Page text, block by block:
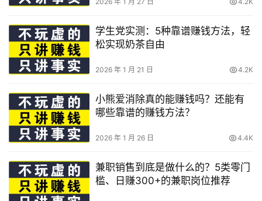
学生党实测：5种靠谱赚钱方法，轻
松实现奶茶自由
2026 年 1 月 21 日 4.2K
小熊爱消除真的能赚钱吗？还能有
哪些靠谱的赚钱方法？
2026 年 1 月 26 日 4.4K
兼职销售到底是做什么的？5类零门
槛、日赚300+的兼职岗位推荐